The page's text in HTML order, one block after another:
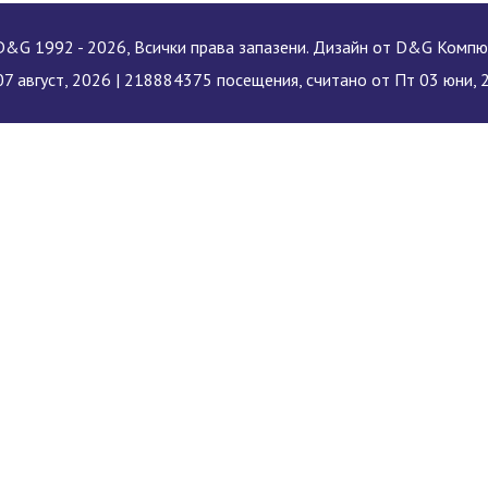
1992 - 2026, Всички права запазени. Дизайн от D&G
август, 2026 | 218884375 посещения, считано от Пт 03 юни,